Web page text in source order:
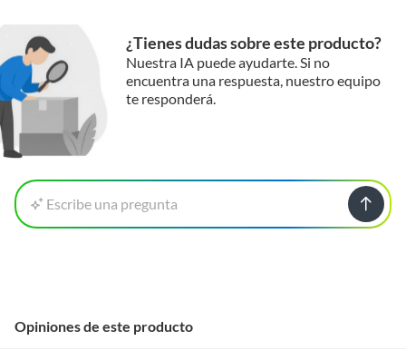
¿Tienes dudas sobre este producto?
Nuestra IA puede ayudarte. Si no
encuentra una respuesta, nuestro equipo
te responderá.
Escribe una pregunta
Opiniones de este producto